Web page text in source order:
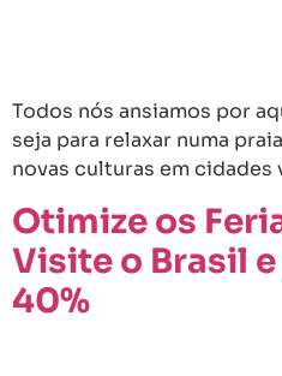
Todos nós ansiamos por
seja para relaxar numa
novas culturas em cidades
Otimize os
Visite o Brasil
40%